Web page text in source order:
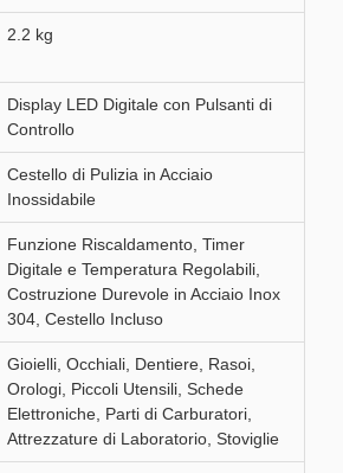
2.2 kg
Display LED Digitale con Pulsanti di
Controllo
Cestello di Pulizia in Acciaio
Inossidabile
Funzione Riscaldamento, Timer
Digitale e Temperatura Regolabili,
Costruzione Durevole in Acciaio Inox
304, Cestello Incluso
Gioielli, Occhiali, Dentiere, Rasoi,
Orologi, Piccoli Utensili, Schede
Elettroniche, Parti di Carburatori,
Attrezzature di Laboratorio, Stoviglie